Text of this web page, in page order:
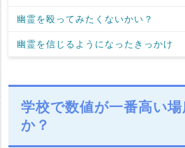
幽霊を殴ってみたくないかい？
幽霊を信じるようになったきっかけ
学校で数値が一番高い
か？